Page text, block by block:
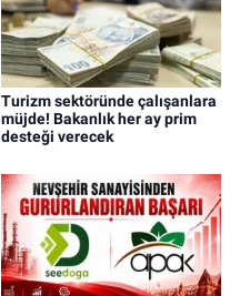
Turizm sektöründe çalışanlara
müjde! Bakanlık her ay prim
desteği verecek